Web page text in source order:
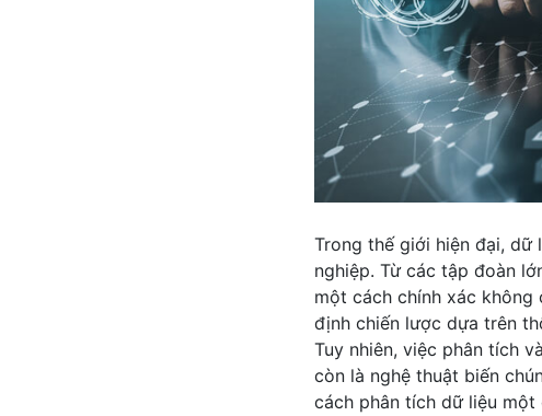
Trong thế giới hiện đại,
nghiệp. Từ các tập đoàn
một cách chính xác
định chiến lược dựa trên
Tuy nhiên, việc phân tích
còn là nghệ thuật biến
cách phân tích dữ liệu